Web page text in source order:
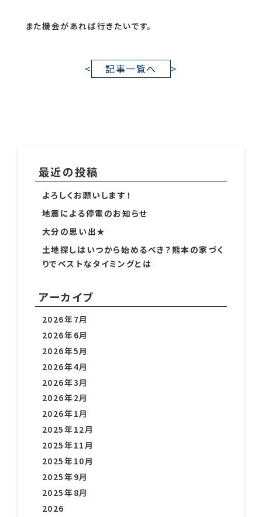
また機会があれば行きたいです。
< 記事一覧へ >
最近の投稿
よろしくお願いします！
地震による停電のお知らせ
大分の思い出★
土地探しはいつから始めるべき？熊本の家づく
りでベストなタイミングとは
アーカイブ
2026年7月
2026年6月
2026年5月
2026年4月
2026年3月
2026年2月
2026年1月
2025年12月
2025年11月
2025年10月
2025年9月
2025年8月
2026